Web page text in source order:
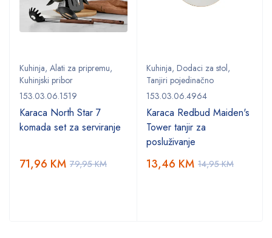
Kuhinja, Alati za pripremu,
Kuhinjski pribor
153.03.06.1519
Karaca North Star 7
komada set za serviranje
79,95KM
71,96 KM
Kuhinja, Dodaci za stol,
Tanjiri pojedinačno
153.03.06.4964
Karaca Redbud Maiden's
Tower tanjir za
posluživanje
14,95KM
13,46 KM